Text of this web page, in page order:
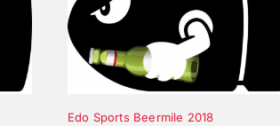
Beermile 2018
Edo Sports Beermile 2018